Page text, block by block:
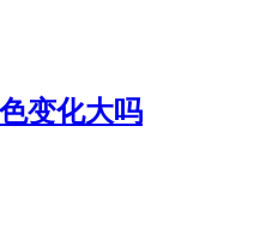
变化大吗